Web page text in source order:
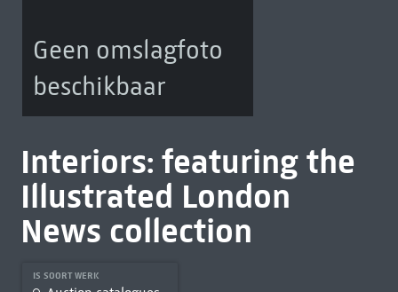
Geen omslagfoto
beschikbaar
Interiors: featuring the
Illustrated London
News collection
IS SOORT WERK